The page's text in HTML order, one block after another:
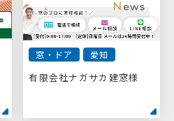
窓・ドア 愛知
有限会社ナガサカ建窓様